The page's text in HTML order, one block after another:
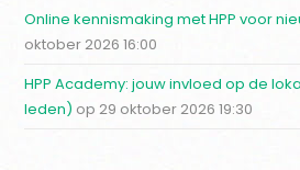
Online kennismaking met HPP voor
oktober 2026 16:00
HPP Academy: jouw invloed op de
leden) op 29 oktober 2026 19:30